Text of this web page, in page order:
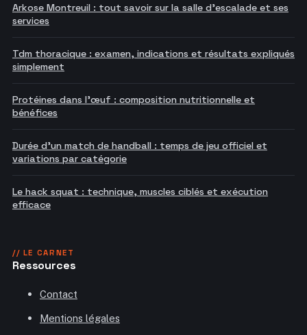
Arkose Montreuil : tout savoir sur la salle d'escalade et ses
services
Tdm thoracique : examen, indications et résultats expliqués
simplement
Protéines dans l'œuf : composition nutritionnelle et
bénéfices
Durée d'un match de handball : temps de jeu officiel et
variations par catégorie
Le hack squat : technique, muscles ciblés et exécution
efficace
// LE CARNET
Ressources
Contact
Mentions légales